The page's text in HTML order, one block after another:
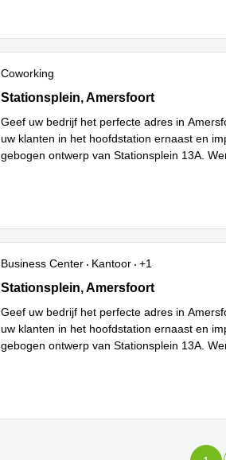
Coworking
Stationsplein 13A,Ingang 'De
Stationsplein, Amersfoort
Geef uw bedrijf het perfecte adres in
uw klanten in het hoofdstation ernaast en
gebogen ontwerp van Stationsplein 13A.
Business Center Kantoor
+1
Stationsplein 13A,Ingang 'De
Stationsplein, Amersfoort
Geef uw bedrijf het perfecte adres in
uw klanten in het hoofdstation ernaast en
gebogen ontwerp van Stationsplein 13A.